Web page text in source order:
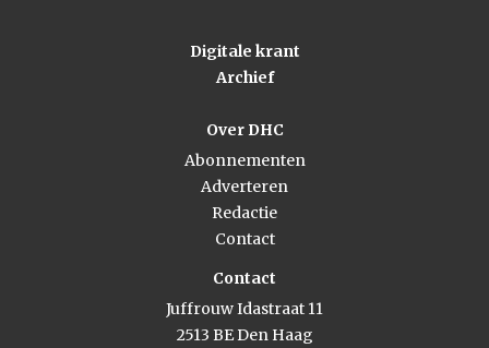
Digitale krant
Archief
Over DHC
Abonnementen
Adverteren
Redactie
Contact
Contact
Juffrouw Idastraat 11
2513 BE Den Haag